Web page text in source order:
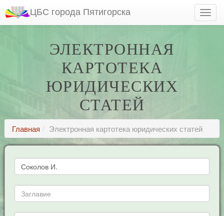
ЦБС города Пятигорска
ЭЛЕКТРОННАЯ
КАРТОТЕКА
ЮРИДИЧЕСКИХ
СТАТЕЙ
Главная Электронная картотека юридических статей